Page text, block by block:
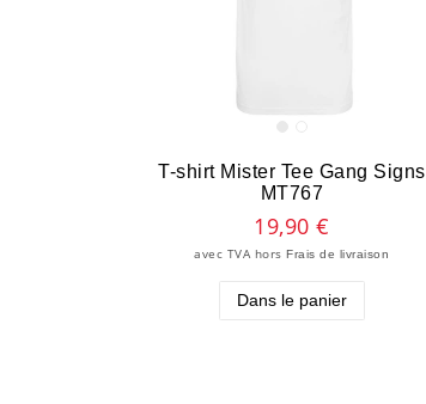
T-shirt Mister Tee Gang Signs
MT767
19,90 €
avec TVA horsFrais de livraison
Dans le panier